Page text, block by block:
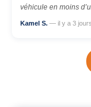
véhicule en moins
Kamel S. — il y a 3 jours